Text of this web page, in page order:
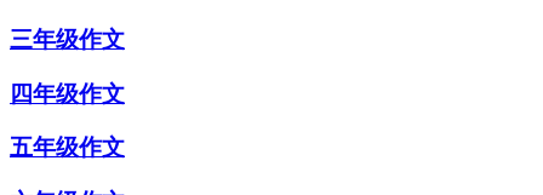
三年级作文
四年级作文
五年级作文